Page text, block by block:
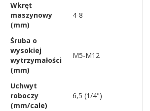
Wkręt
maszynowy
(mm)
4-8
Śruba o
wysokiej
wytrzymałości
(mm)
M5-M12
Uchwyt
roboczy
(mm/cale)
6,5 (1/4")